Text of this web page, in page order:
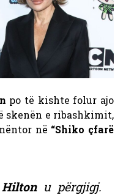
po të kishte folur ajo
skenën e ribashkimit,
në “Shiko çfarë
u përgjigj.